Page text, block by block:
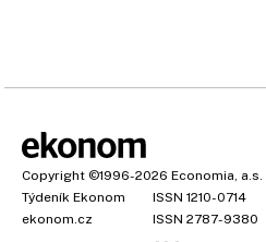
Copyright ©1996-2026 Economia, a.s.
Týdeník Ekonom
ISSN 1210-0714
ekonom.cz
ISSN 2787-9380